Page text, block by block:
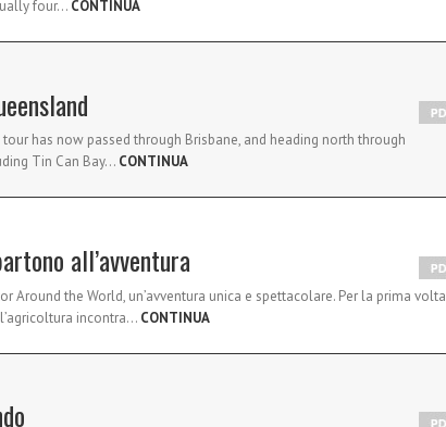
four… CONTINUA
has now passed through Brisbane, and heading north through
Tin Can Bay… CONTINUA
all’avventura
Around the World, un’avventura unica e spettacolare. Per la prima volta
incontra… CONTINUA